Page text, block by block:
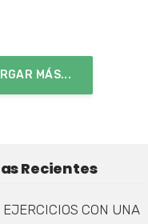
MÁS...
Recientes
CON UNA